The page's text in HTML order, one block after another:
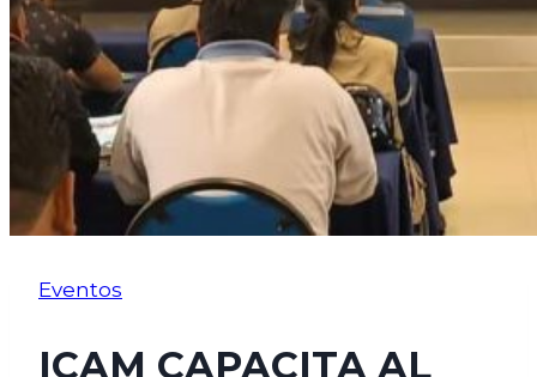
Eventos
ICAM CAPACITA AL